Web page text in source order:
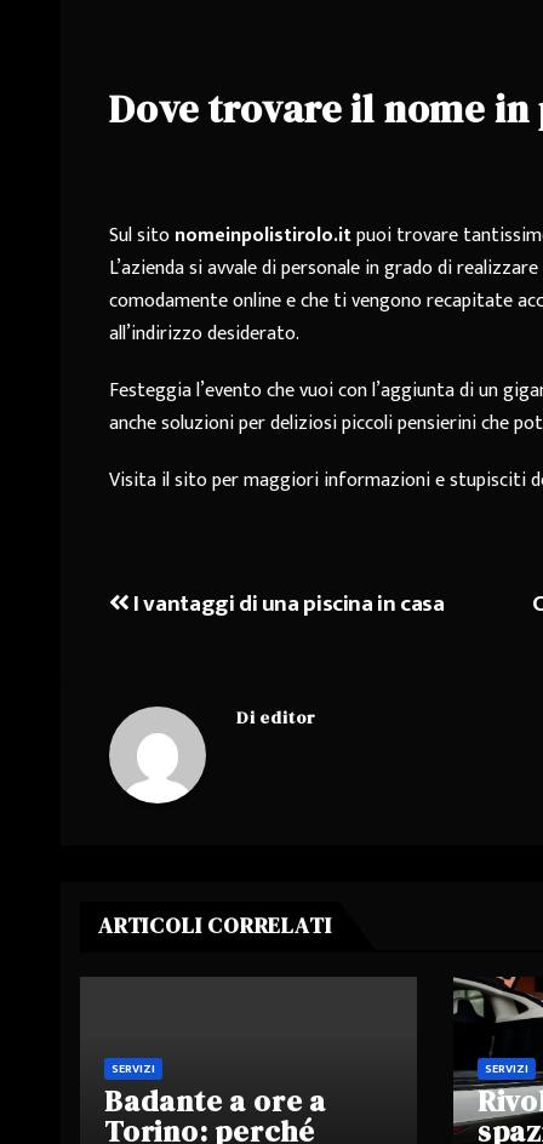
Dove trovare il nome
Sul sitonomeinpolistirolo.itpuoi trovare
L’azienda si avvale di personale in grado di
comodamente online e che ti vengono recapitate
all’indirizzo desiderato.
Festeggia l’evento che vuoi con l’aggiunta di un
anche soluzioni per deliziosi piccoli pensierini che
Visita il sito per maggiori informazioni e stupisciti
Navigazione
I vantaggi di una piscina in casa
Di editor
ARTICOLI CORRELATI
SERVIZI
Badante a ore a
Torino: perché
SERVIZI